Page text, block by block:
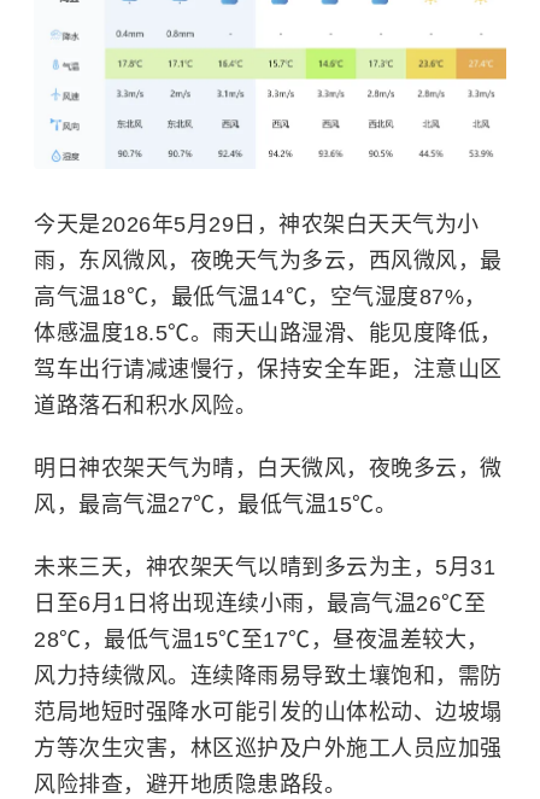
今天是2026年5月29日，神农架白天天气为小
雨，东风微风，夜晚天气为多云，西风微风，最
高气温18℃，最低气温14℃，空气湿度87%，
体感温度18.5℃。雨天山路湿滑、能见度降低，
驾车出行请减速慢行，保持安全车距，注意山区
道路落石和积水风险。
明日神农架天气为晴，白天微风，夜晚多云，微
风，最高气温27℃，最低气温15℃。
未来三天，神农架天气以晴到多云为主，5月31
日至6月1日将出现连续小雨，最高气温26℃至
28℃，最低气温15℃至17℃，昼夜温差较大，
风力持续微风。连续降雨易导致土壤饱和，需防
范局地短时强降水可能引发的山体松动、边坡塌
方等次生灾害，林区巡护及户外施工人员应加强
风险排查，避开地质隐患路段。